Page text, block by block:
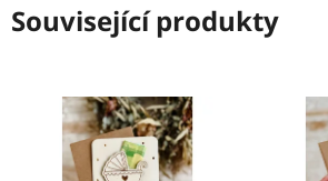
Související produkty